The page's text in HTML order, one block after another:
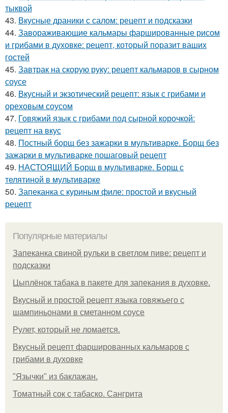
тыквой
43. Вкусные драники с салом: рецепт и подсказки
44. Завораживающие кальмары фаршированные рисом
и грибами в духовке: рецепт, который поразит ваших
гостей
45. Завтрак на скорую руку: рецепт кальмаров в сырном
соусе
46. Вкусный и экзотический рецепт: язык с грибами и
ореховым соусом
47. Говяжий язык с грибами под сырной корочкой:
рецепт на вкус
48. Постный борщ без зажарки в мультиварке. Борщ без
зажарки в мультиварке пошаговый рецепт
49. НАСТОЯЩИЙ Борщ в мультиварке. Борщ с
телятиной в мультиварке
50. Запеканка с куриным филе: простой и вкусный
рецепт
Популярные материалы
Запеканка свиной рульки в светлом пиве: рецепт и
подсказки
Цыплёнок табака в пакете для запекания в духовке.
Вкусный и простой рецепт языка говяжьего с
шампиньонами в сметанном соусе
Рулет, который не ломается.
Вкусный рецепт фаршированных кальмаров с
грибами в духовке
"Язычки" из баклажан.
Томатный сок с табаско. Сангрита